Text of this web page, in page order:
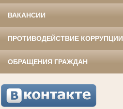
ВАКАНСИИ
ПРОТИВОДЕЙСТВИЕ КОРРУПЦИИ
ОБРАЩЕНИЯ ГРАЖДАН